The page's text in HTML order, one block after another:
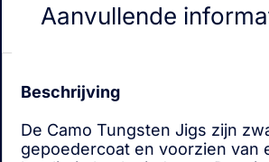
Aanvullende
Beschrijving
De Camo Tungsten Jigs zijn
gepoedercoat en voorzien van